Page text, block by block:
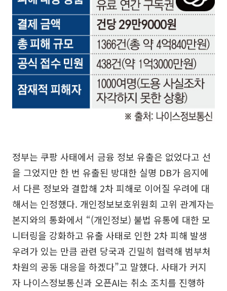
정부는 쿠팡 사태에서 금융 정보 유출은 없었다고 선
을 그었지만 한 번 유출된 방대한 실명 DB가 음지에
서 다른 정보와 결합해 2차 피해로 이어질 우려에 대
해서는 인정했다. 개인정보보호위원회 고위 관계자는
본지와의 통화에서 “(개인정보) 불법 유통에 대한 모
니터링을 강화하고 유출 사태로 인한 2차 피해 발생
우려가 있는 만큼 관련 당국과 긴밀히 협력해 범부처
차원의 공동 대응을 하겠다”고 말했다. 사태가 커지
자 나이스정보통신과 오픈AI는 취소 조치를 진행하